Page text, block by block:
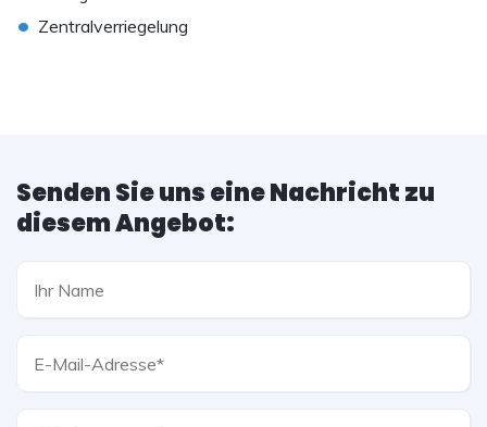
• Zentralverriegelung
Senden Sie uns eine Nachricht zu
diesem Angebot: